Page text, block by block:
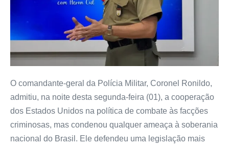
O comandante-geral da Polícia Militar, Coronel Ronildo,
admitiu, na noite desta segunda-feira (01), a cooperação
dos Estados Unidos na política de combate às facções
criminosas, mas condenou qualquer ameaça à soberania
nacional do Brasil. Ele defendeu uma legislação mais